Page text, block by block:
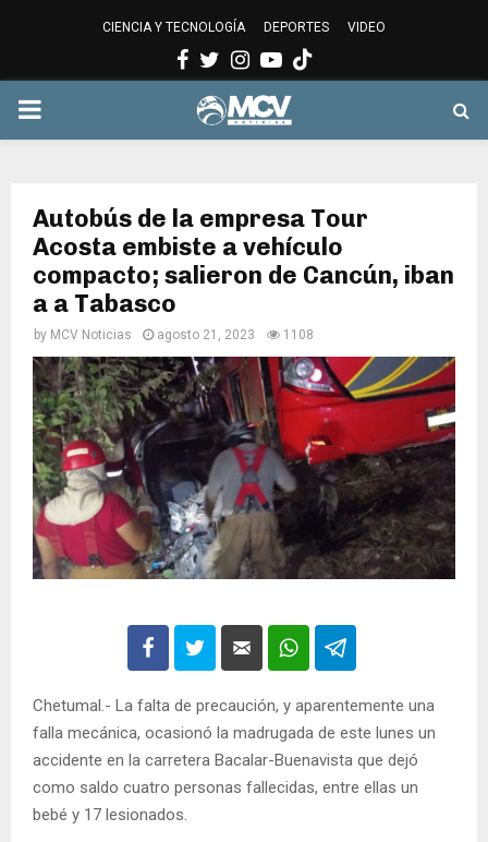
CIENCIA Y TECNOLOGÍA DEPORTES VIDEO
Facebook
Twitter
Instagram
Youtube
PRIMARY
Autobús de la empresa Tour
Acosta embiste a vehículo
compacto; salieron de Cancún, iban
a a Tabasco
by MCV Noticias agosto 21, 2023 1108
Chetumal.- La falta de precaución, y aparentemente una
falla mecánica, ocasionó la madrugada de este lunes un
accidente en la carretera Bacalar-Buenavista que dejó
como saldo cuatro personas fallecidas, entre ellas un
bebé y 17 lesionados.